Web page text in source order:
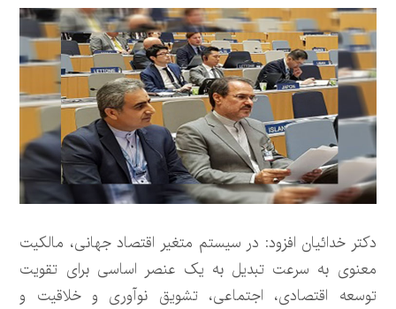
دکتر خدائیان افزود: در سیستم متغیر اقتصاد جهانی، مالکیت
معنوی به سرعت تبدیل به یک عنصر اساسی برای تقویت
توسعه اقتصادی، اجتماعی، تشویق نوآوری و خلاقیت و